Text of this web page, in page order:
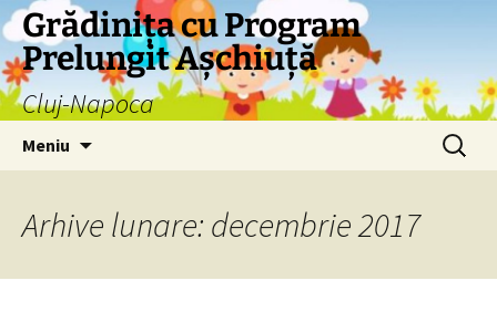
Grădinița cu Program
Prelungit Așchiuță
Cluj-Napoca
Meniu
Caută
după:
Arhive lunare: decembrie 2017